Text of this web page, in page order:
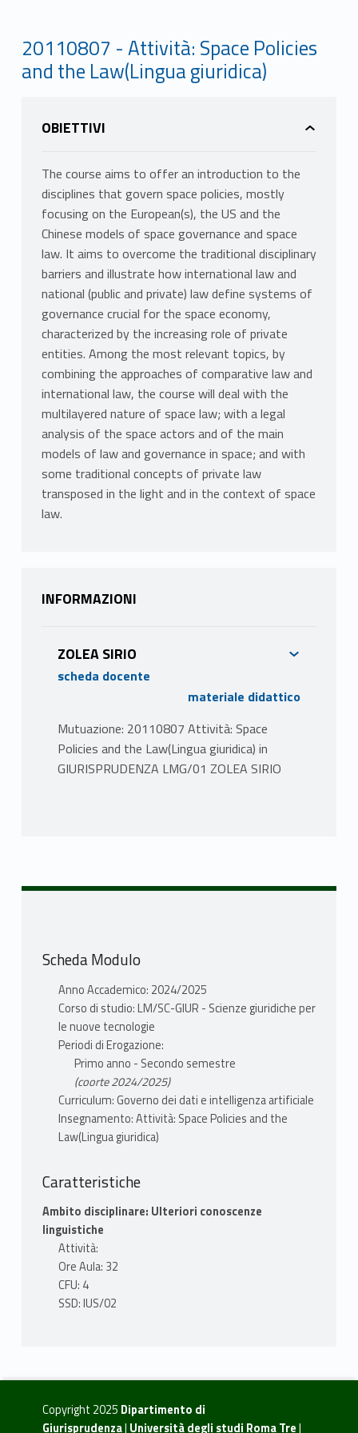
20110807 - Attività: Space Policies
and the Law(Lingua giuridica)
OBIETTIVI
The course aims to offer an introduction to the
disciplines that govern space policies, mostly
focusing on the European(s), the US and the
Chinese models of space governance and space
law. It aims to overcome the traditional disciplinary
barriers and illustrate how international law and
national (public and private) law define systems of
governance crucial for the space economy,
characterized by the increasing role of private
entities. Among the most relevant topics, by
combining the approaches of comparative law and
international law, the course will deal with the
multilayered nature of space law; with a legal
analysis of the space actors and of the main
models of law and governance in space; and with
some traditional concepts of private law
transposed in the light and in the context of space
law.
INFORMAZIONI
ZOLEA SIRIO
scheda docente
materiale didattico
Mutuazione: 20110807 Attività: Space
Policies and the Law(Lingua giuridica) in
GIURISPRUDENZA LMG/01 ZOLEA SIRIO
DELLO SPAZIO
2) Stati e altri soggetti di diritto
internazionale
3) Entità commerciali
4) Individui e gruppi sociali
CAPITOLO II - MODELLI GIURIDICI NELLO
SPAZIO
1) Politiche spaziali e norme giuridiche
privato
e diritto spaziale
CAPITOLO III - ALCUNI PROBLEMI
TRADIZIONALI DEL DIRITTO PRIVATO
ALLA LUCE DEL DIRITTO DELLO SPAZIO
4) I titoli di credito nello spazio
TESTI ADOTTATI
Scheda Modulo
Anno Accademico: 2024/2025
Corso di studio: LM/SC-GIUR - Scienze giuridiche per
le nuove tecnologie
Periodi di Erogazione:
Primo anno - Secondo semestre
(coorte 2024/2025)
Curriculum: Governo dei dati e intelligenza artificiale
Insegnamento: Attività: Space Policies and the
Law(Lingua giuridica)
Caratteristiche
Ambito disciplinare: Ulteriori conoscenze
linguistiche
Attività:
Ore Aula: 32
CFU: 4
SSD: IUS/02
Copyright 2025 Dipartimento di
Giurisprudenza| Università degli studi Roma Tre|